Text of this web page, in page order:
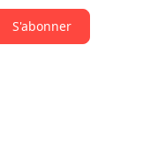
S'abonner